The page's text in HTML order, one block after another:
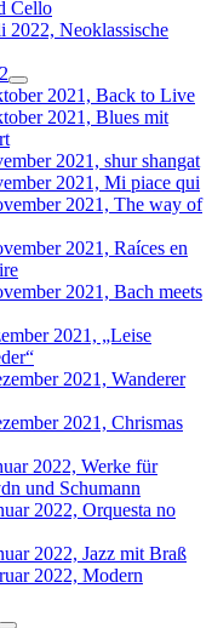
Cello
2022, Neoklassische
2021, Back to Live
2021, Blues mit
2021, shur shangat
2021, Mi piace qui
2021, The way of
2021, Raíces en
2021, Bach meets
2021, „Leise
2021, Wanderer
2021, Chrismas
2022, Werke für
und Schumann
2022, Orquesta no
2022, Jazz mit Braß
2022, Modern